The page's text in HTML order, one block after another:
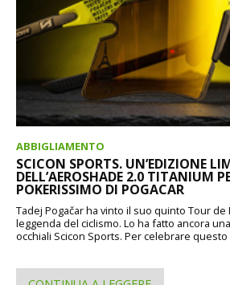
ABBIGLIAMENTO
SCICON SPORTS. UN’EDIZIONE
DELL’AEROSHADE 2.0 TITANIUM
POKERISSIMO DI POGACAR
Tadej Pogačar ha vinto il suo quinto Tour
leggenda del ciclismo. Lo ha fatto ancora
occhiali Scicon Sports. Per celebrare questo